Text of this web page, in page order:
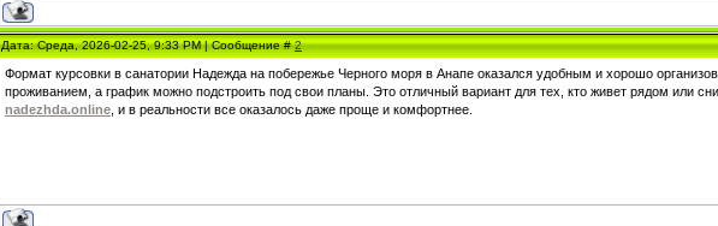
Дата: Среда, 2026-02-25, 9:33 PM | Сообщение #2
Формат курсовки в санатории Надежда на побережье Черного моря в Анапе оказался удобным и хорошо
проживанием, а график можно подстроить под свои планы. Это отличный вариант для тех, кто живет рядом или
nadezhda.online , и в реальности все оказалось даже проще и комфортнее.